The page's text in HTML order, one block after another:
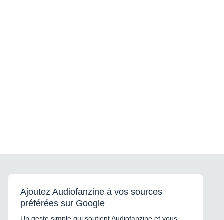
Ajoutez Audiofanzine à vos sources
préférées sur Google